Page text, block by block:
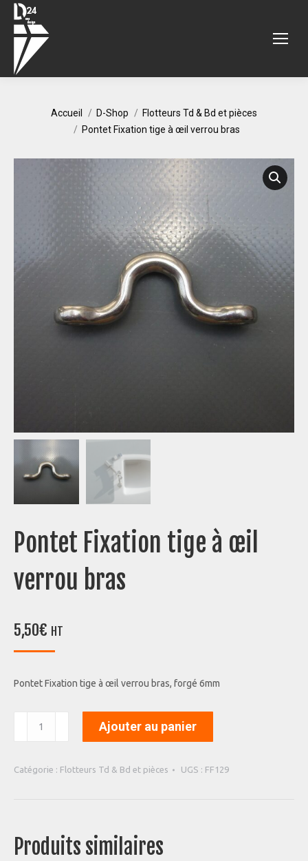
Accueil D-Shop
Flotteurs Td & Bd et pièces
Pontet Fixation tige à œil verrou bras
Pontet Fixation tige à œil
verrou bras
5,50€ HT
Pontet Fixation tige à œil verrou bras, forgé 6mm
tige
Ajouter au panier
Catégorie : Flotteurs Td & Bd et pièces UGS : FF129
Produits similaires